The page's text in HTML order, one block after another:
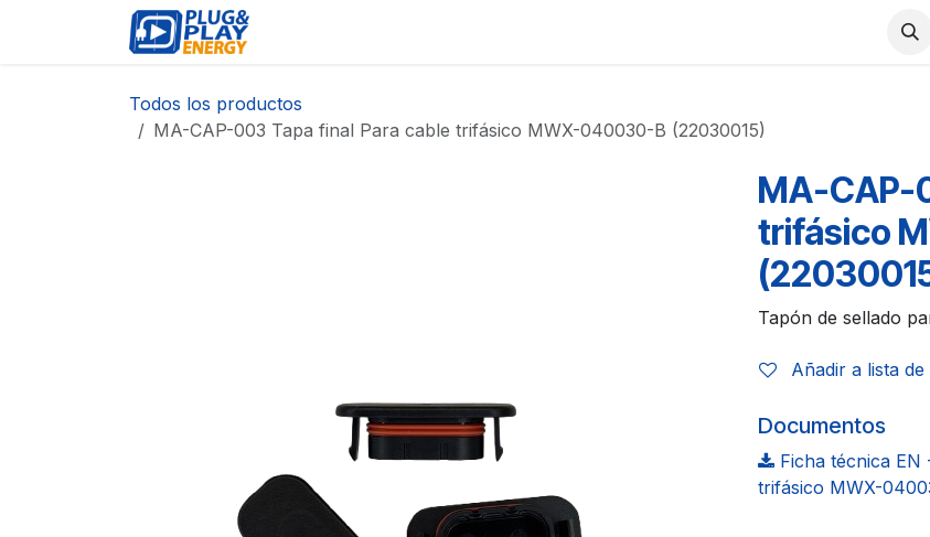
Todos los productos
MA-CAP-003 Tapa final Para cable trifásico MWX-040030-B (22030015)
MA-CAP-
trifásico
Tapón de sellado
Añadir a lista de
Documentos
Ficha técnica
trifásico MWX-